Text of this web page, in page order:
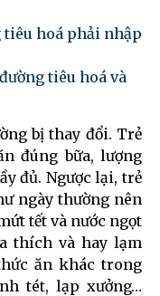
tiêu hoá phải nhập
tiêu hoá và
bị thay đổi. Trẻ
đúng bữa, lượng
đủ. Ngược lại, trẻ
ngày thường nên
tết và nước ngọt
thích và hay lạm
ăn khác trong
tét, lạp xưởng…